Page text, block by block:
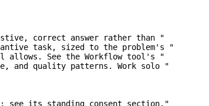
correct answer rather than "
task, sized to the problem's "
allows. See the Workflow tool's "
and quality patterns. Work solo "
see its standing consent section."